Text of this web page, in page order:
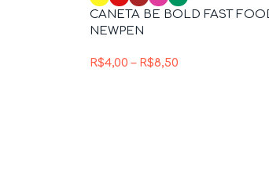
CANETA BE BOLD FAST
NEWPEN
R$4,00 – R$8,50